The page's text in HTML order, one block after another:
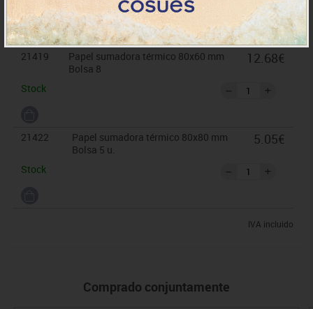
Stock
21419
Papel sumadora térmico 80x60 mm
Bolsa 8
Stock
12.68€
21422
Papel sumadora térmico 80x80 mm
Bolsa 5 u.
Stock
5.05€
IVA incluido
Comprado conjuntamente